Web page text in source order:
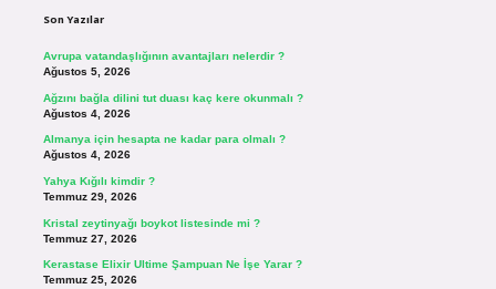
Son Yazılar
Avrupa vatandaşlığının avantajları nelerdir ?
Ağustos 5, 2026
Ağzını bağla dilini tut duası kaç kere okunmalı ?
Ağustos 4, 2026
Almanya için hesapta ne kadar para olmalı ?
Ağustos 4, 2026
Yahya Kığılı kimdir ?
Temmuz 29, 2026
Kristal zeytinyağı boykot listesinde mi ?
Temmuz 27, 2026
Kerastase Elixir Ultime Şampuan Ne İşe Yarar ?
Temmuz 25, 2026